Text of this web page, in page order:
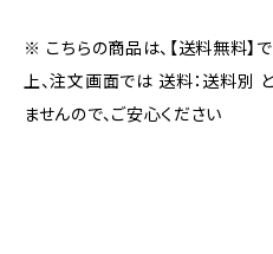
※ こちらの商品は、【送料無料】
上、注文画面では 送料：送料別
ませんので、ご安心ください